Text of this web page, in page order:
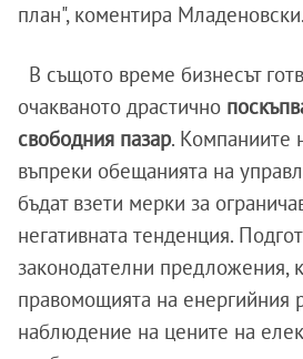
план", коментира Младеновски.
В същото време бизнесът
очакваното драстично
свободния пазар. Компаниите
въпреки обещанията на
бъдат взети мерки за
негативната тенденция.
законодателни предложения,
правомощията на енергийния
наблюдение на цените на